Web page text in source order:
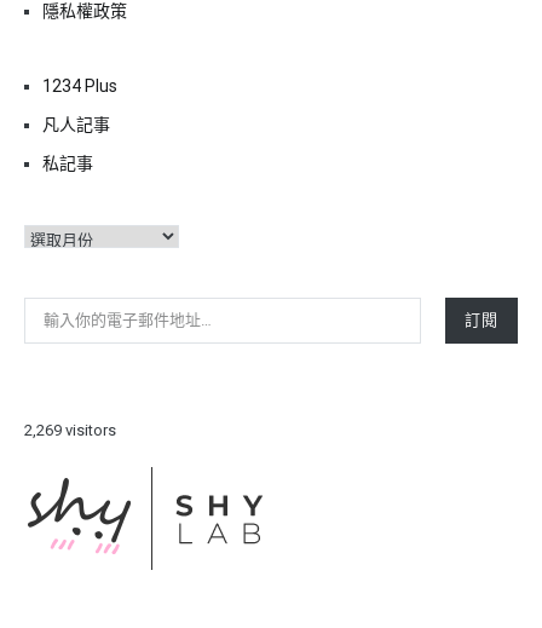
隱私權政策
1234 Plus
凡人記事
私記事
彙
輸入你的電子郵件地址…
訂閱
2,269 visitors